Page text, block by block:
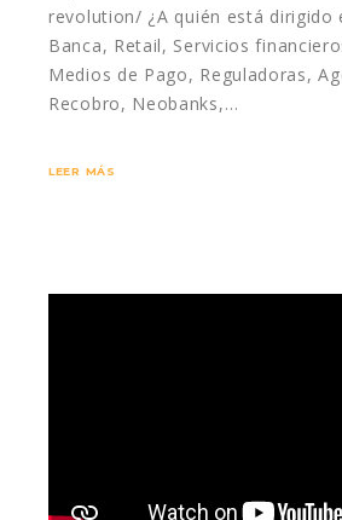
revolution/ ¿A quién está dirigido
Banca, Retail, Servicios
Medios de Pago, Reguladoras,
Recobro, Neobanks,…
LEER MÁS